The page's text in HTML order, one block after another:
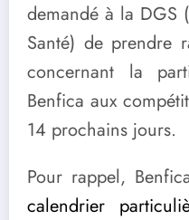
demandé à la DGS
Santé) de prendre
concernant la
Benfica aux
14 prochains jours.
Pour rappel,
calendrier